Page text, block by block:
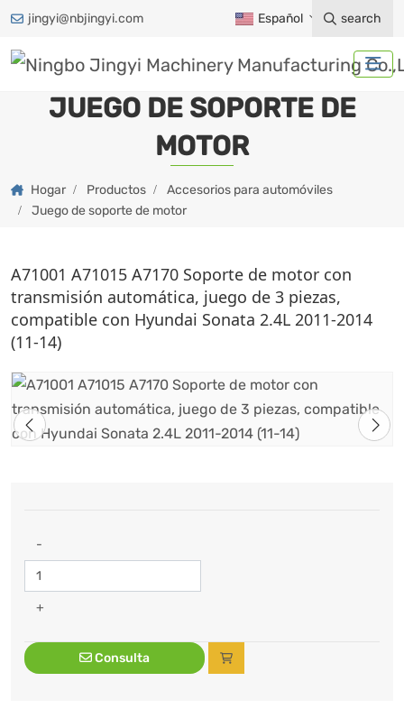
jingyi@nbjingyi.com Español search
JUEGO DE SOPORTE DE
MOTOR
Hogar Productos
Accesorios para automóviles
Juego de soporte de motor
A71001 A71015 A7170 Soporte de motor con
transmisión automática, juego de 3 piezas,
compatible con Hyundai Sonata 2.4L 2011-2014
(11-14)
-
+
Consulta